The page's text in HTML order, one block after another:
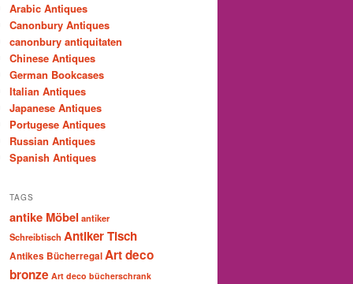
Arabic Antiques
Canonbury Antiques
canonbury antiquitaten
Chinese Antiques
German Bookcases
Italian Antiques
Japanese Antiques
Portugese Antiques
Russian Antiques
Spanish Antiques
TAGS
antike Möbel antiker
Schreibtisch Antiker Tisch
Antikes BücherregalArt deco
bronze Art deco bücherschrank